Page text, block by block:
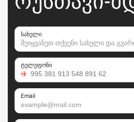
სახელი
ტელეფონი
Email